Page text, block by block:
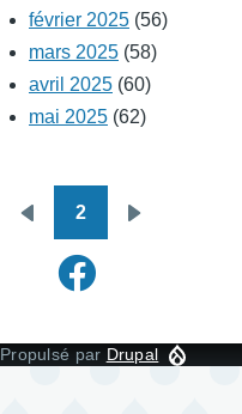
février 2025 (56)
mars 2025 (58)
avril 2025 (60)
mai 2025 (62)
Pagination
Page
précédente
2
Propulsé par Drupal